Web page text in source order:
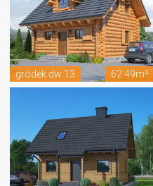
gródek dw 13 62.49m²